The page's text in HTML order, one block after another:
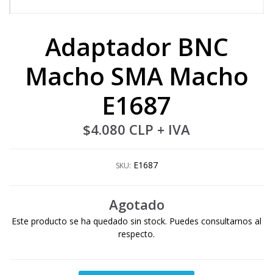
Adaptador BNC
Macho SMA Macho
E1687
$4.080 CLP + IVA
SKU: E1687
Agotado
Este producto se ha quedado sin stock. Puedes consultarnos al
respecto.